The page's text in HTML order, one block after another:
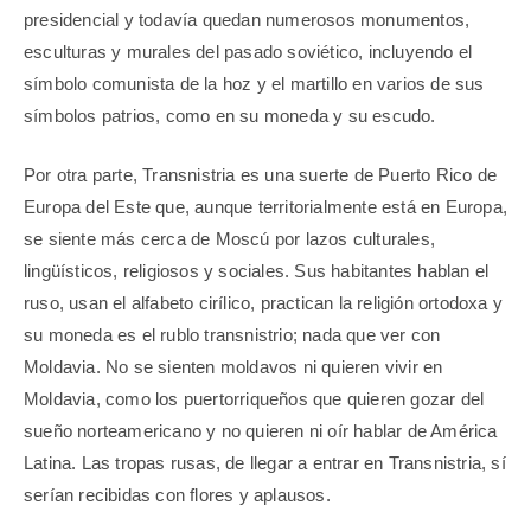
presidencial y todavía quedan numerosos monumentos,
esculturas y murales del pasado soviético, incluyendo el
símbolo comunista de la hoz y el martillo en varios de sus
símbolos patrios, como en su moneda y su escudo.
Por otra parte, Transnistria es una suerte de Puerto Rico de
Europa del Este que, aunque territorialmente está en Europa,
se siente más cerca de Moscú por lazos culturales,
lingüísticos, religiosos y sociales. Sus habitantes hablan el
ruso, usan el alfabeto cirílico, practican la religión ortodoxa y
su moneda es el rublo transnistrio; nada que ver con
Moldavia. No se sienten moldavos ni quieren vivir en
Moldavia, como los puertorriqueños que quieren gozar del
sueño norteamericano y no quieren ni oír hablar de América
Latina. Las tropas rusas, de llegar a entrar en Transnistria, sí
serían recibidas con flores y aplausos.